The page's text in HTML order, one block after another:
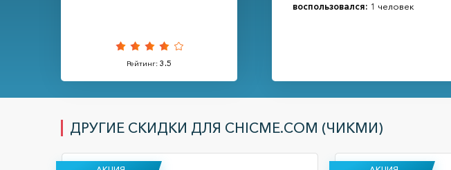
Рейтинг: 3.5
воспользовался: 1 человек
ДРУГИЕ СКИДКИ ДЛЯ CHICME.COM (ЧИКМИ)